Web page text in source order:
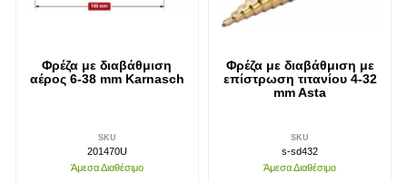
Φρέζα με διαβάθμιση
αέρος 6-38 mm Karnasch
SKU
201470U
Άμεσα Διαθέσιμο
Φρέζα με διαβάθμιση με
επίστρωση τιτανίου 4-32
mm Asta
SKU
s-sd432
Άμεσα Διαθέσιμο